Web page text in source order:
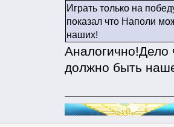
Играть только на
показал что Наполи
наших!
Аналогично!Дело
должно быть